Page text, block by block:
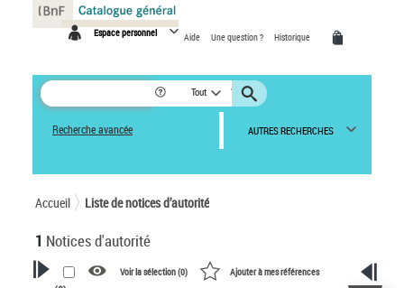
Espace personnel Aide Une question ? Historique
Tout
Recherche avancée AUTRES RECHERCHES
Accueil Liste de notices d’autorité
1 Notices d'autorité
Voir la sélection (0) Ajouter à mes références
Panneau de gestion des cookies